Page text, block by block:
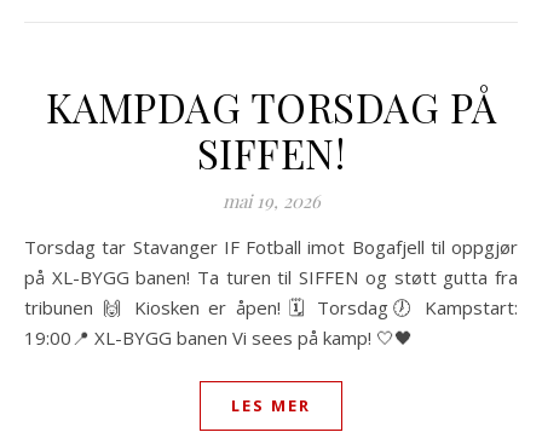
KAMPDAG TORSDAG PÅ
SIFFEN!
mai 19, 2026
Torsdag tar Stavanger IF Fotball imot Bogafjell til oppgjør
på XL-BYGG banen! Ta turen til SIFFEN og støtt gutta fra
tribunen 🙌 Kiosken er åpen! 🗓 Torsdag🕖 Kampstart:
19:00📍 XL-BYGG banen Vi sees på kamp! 🤍🖤
LES MER